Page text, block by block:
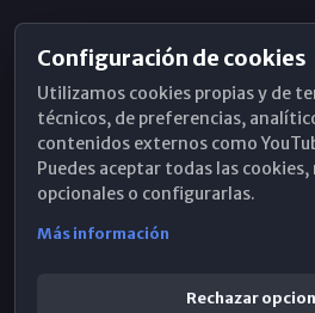
Horarios de Misa
Hemeroteca
WhatsApp
Configuración de cookies
Utilizamos cookies propias y de
técnicos, de preferencias,
contenidos externos como
Puedes aceptar todas las cookies,
opcionales o configurarlas.
Más información
Rechazar